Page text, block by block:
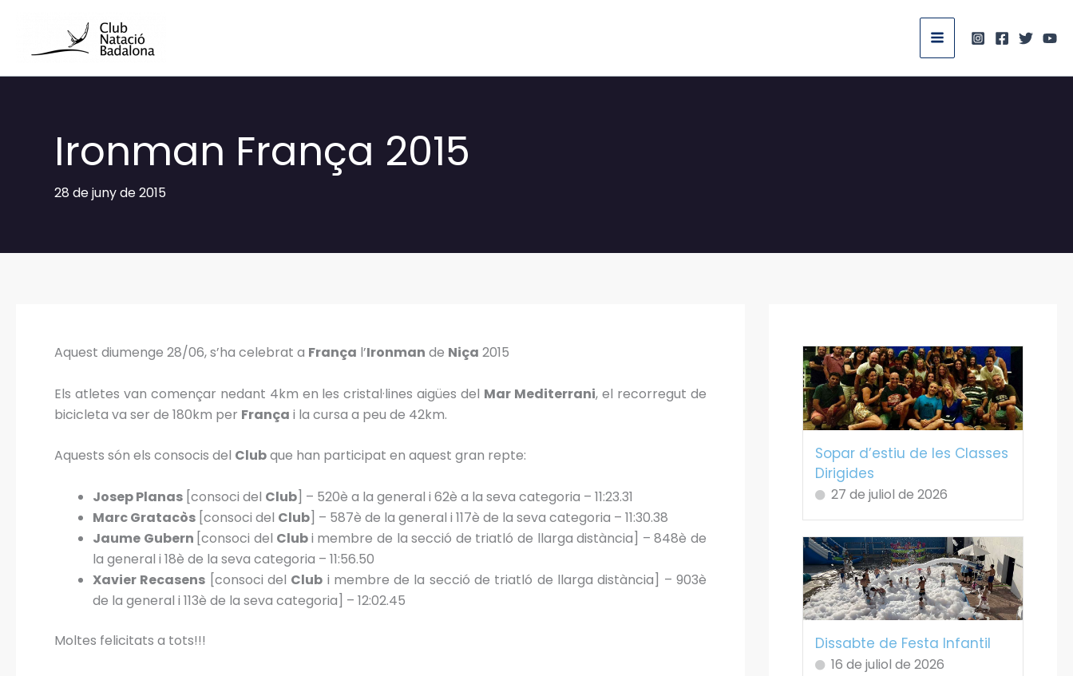
contingut
Ironman França 2015
28 de juny de 2015
Aquest diumenge 28/06, s’ha celebrat a França l’Ironman de Niça 2015
Els atletes van començar nedant 4km en les cristal·lines aigües del Mar Mediterrani, el recorregut de
bicicleta va ser de 180km per França i la cursa a peu de 42km.
Aquests són els consocis del Clubque han participat en aquest gran repte:
Josep Planas [consoci del Club] – 520è a la general i 62è a la seva categoria – 11:23.31
Marc Gratacòs [consoci del Club] – 587è de la general i 117è de la seva categoria – 11:30.38
Jaume Gubern [consoci del Clubi membre de la secció de triatló de llarga distància] – 848è de
la general i 18è de la seva categoria – 11:56.50
Xavier Recasens [consoci del Club i membre de la secció de triatló de llarga distància] – 903è
de la general i 113è de la seva categoria] – 12:02.45
Moltes felicitats a tots!!!
Sopar d’estiu de les Classes
Dirigides
27 de juliol de 2026
Dissabte de Festa Infantil
16 de juliol de 2026